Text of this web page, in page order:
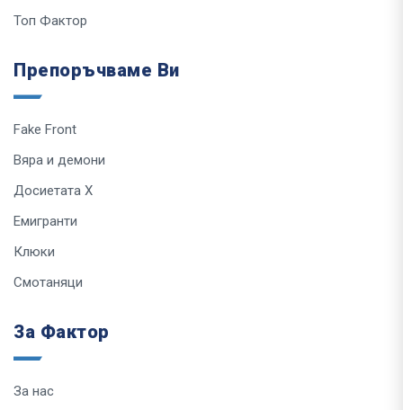
Топ Фактор
Препоръчваме Ви
Fake Front
Вяра и демони
Досиетата Х
Емигранти
Клюки
Смотаняци
За Фактор
За нас